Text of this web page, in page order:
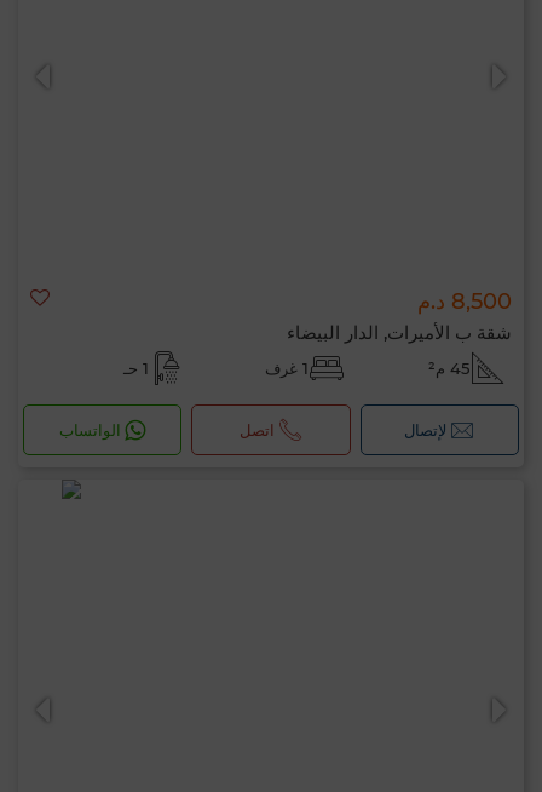
8,500 د.م
شقة ب الأميرات, الدار البيضاء
45 م² 1 غرف 1 حـ
لإتصال اتصل الواتساب